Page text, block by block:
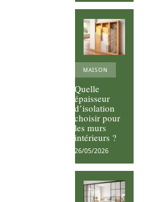
MAISON
Quelle
épaisseur
d’isolation
choisir pour
les murs
intérieurs ?
26/05/2026